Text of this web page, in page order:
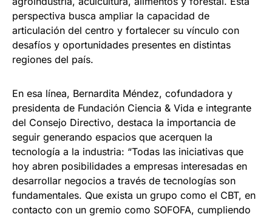
perspectiva busca ampliar la capacidad de
articulación del centro y fortalecer su vínculo con
desafíos y oportunidades presentes en distintas
regiones del país.
En esa línea, Bernardita Méndez, cofundadora y
presidenta de Fundación Ciencia & Vida e integrante
del Consejo Directivo, destaca la importancia de
seguir generando espacios que acerquen la
tecnología a la industria: “Todas las iniciativas que
hoy abren posibilidades a empresas interesadas en
desarrollar negocios a través de tecnologías son
fundamentales. Que exista un grupo como el CBT, en
contacto con un gremio como SOFOFA, cumpliendo